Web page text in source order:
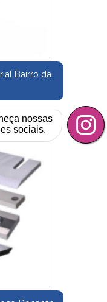
Bairro da
nossas
sociais.